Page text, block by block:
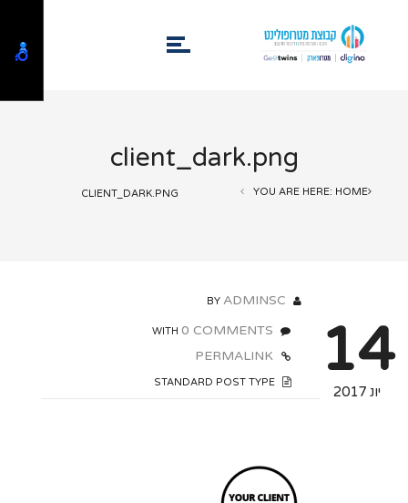
client_dark.png
YOU ARE HERE: HOME
CLIENT_DARK.PNG
14
יונ 2017
ADMINSC
0 COMMENTS